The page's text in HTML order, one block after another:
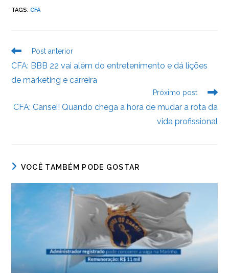
c
b
o
o
dI
n
p
p
g n
TAGS:CFA
Leia
artigos
Post anterior
CFA: BBB 22 vai além do entretenimento e dá lições
de marketing e carreira
Próximo post
CFA: Cansei! Quando chega a hora de mudar a rota da
vida profissional
VOCÊ TAMBÉM PODE GOSTAR